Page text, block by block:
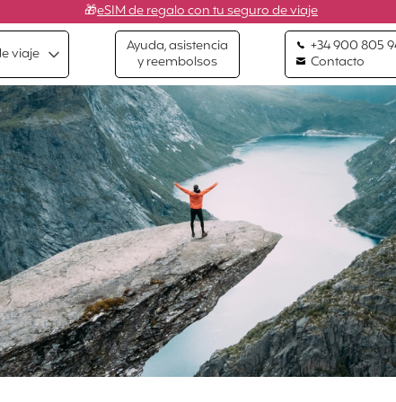
🎁eSIM de regalo con tu seguro de viaje
viaje
Ayuda, asistencia
y reembolsos
+34 900 805
Contacto